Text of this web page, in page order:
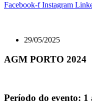
Facebook-f Instagram
29/05/2025
AGM PORTO 2024
Período do evento: 1